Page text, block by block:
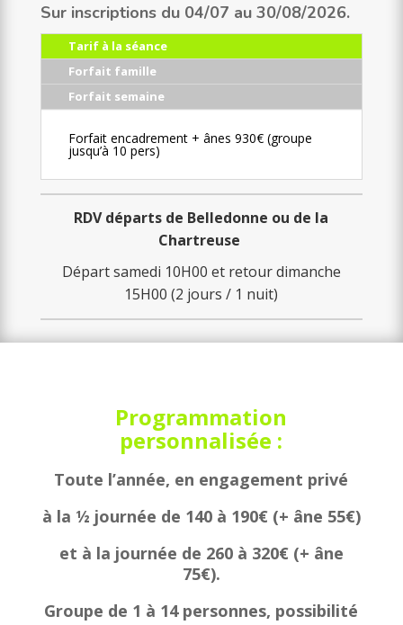
Sur inscriptions du 04/07 au 30/08/2026.
Tarif à la séance
Forfait famille
Forfait semaine
Forfait encadrement + ânes 930€ (groupe
jusqu’à 10 pers)
RDV départs de Belledonne ou de la
Chartreuse
Départ samedi 10H00 et retour dimanche
15H00 (2 jours / 1 nuit)
Programmation
personnalisée :
Toute l’année, en engagement privé
à la ½ journée de 140 à 190€ (+ âne 55€)
et à la journée de 260 à 320€ (+ âne
75€).
Groupe de 1 à 14 personnes, possibilité